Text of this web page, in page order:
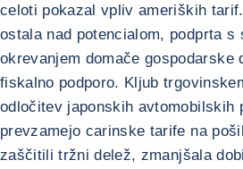
celoti pokazal vpliv ameriških
ostala nad potencialom, podprta s
okrevanjem domače gospodarske
fiskalno podporo. Kljub
odločitev japonskih avtomobilskih
prevzamejo carinske tarife na
zaščitili tržni delež, zmanjšala